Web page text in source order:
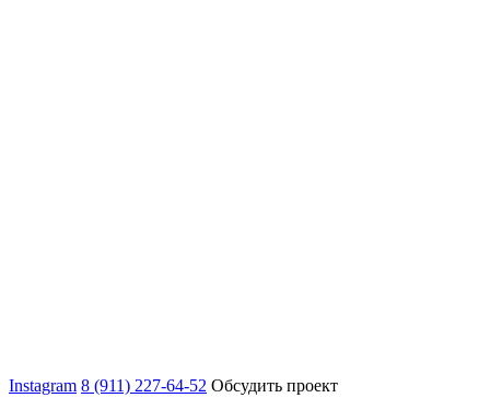
Instagram 8 (911) 227-64-52 Обсудить проект